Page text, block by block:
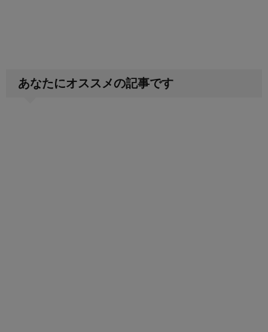
あなたにオススメの記事です